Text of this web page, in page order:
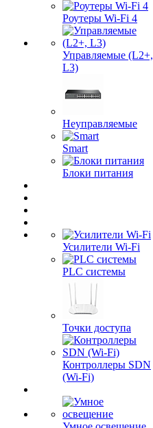
Роутеры Wi-Fi 4
Управляемые (L2+,
L3)
Неуправляемые
Smart
Блоки питания
Усилители Wi-Fi
PLC системы
Точки доступа
Контроллеры SDN
(Wi-Fi)